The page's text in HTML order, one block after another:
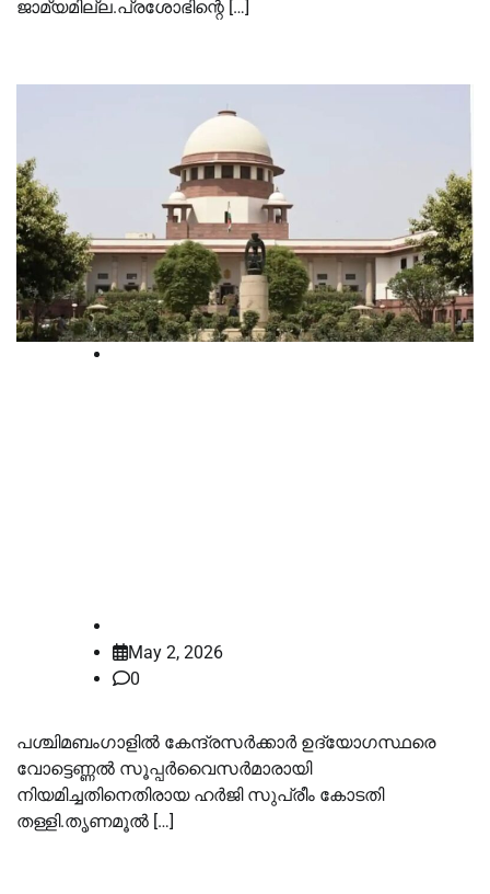
ജാമ്യമില്ല.പ്രശോഭിന്റെ […]
May 2, 2026
0
പശ്ചിമബംഗാളില്‍ കേന്ദ്രസർക്കാർ ഉദ്യോഗസ്ഥരെ
വോട്ടെണ്ണല്‍ സൂപ്പർവൈസർമാരായി
നിയമിച്ചതിനെതിരായ ഹർജി സുപ്രീം കോടതി
തള്ളി.തൃണമൂല്‍ […]